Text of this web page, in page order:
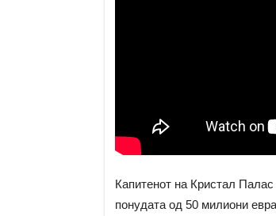
Капитенот на Кристал
понудата од 50 милиони